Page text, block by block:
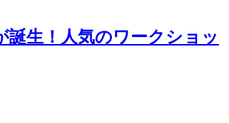
生！人気のワークショッ